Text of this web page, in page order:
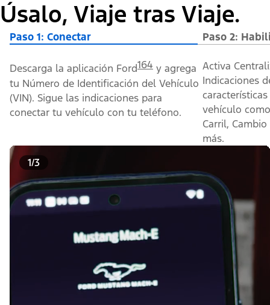
Úsalo, Viaje tras Viaje.
Paso 1: Conectar Paso 2:
Descarga la aplicación Ford164 y agrega
tu Número de Identificación del Vehículo
(VIN). Sigue las indicaciones para
conectar tu vehículo con tu teléfono.
Activa
Indicaciones
vehículo
Carril,
más.
1/3